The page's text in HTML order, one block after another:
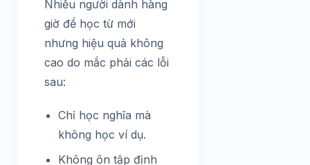
Nhiều người dành hàng
giờ để học từ mới
nhưng hiệu quả không
cao do mắc phải các lỗi
sau:
Chỉ học nghĩa mà
không học ví dụ.
Không ôn tập định